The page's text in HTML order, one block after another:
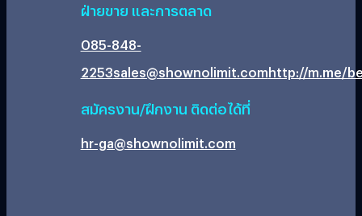
ฝ่ายขาย และการตลาด
085-848-
2253sales@shownolimit.comhttp://m.me/
สมัครงาน/ฝึกงาน ติดต่อได้ที่
hr-ga@shownolimit.com